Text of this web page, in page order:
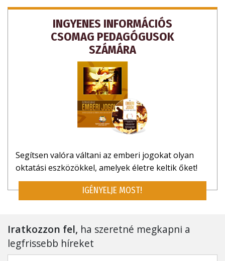
INGYENES INFORMÁCIÓS
CSOMAG PEDAGÓGUSOK
SZÁMÁRA
Segítsen valóra váltani az emberi jogokat olyan
oktatási eszközökkel, amelyek életre keltik őket!
IGÉNYELJE MOST!
Iratkozzon fel, ha szeretné megkapni a
legfrissebb híreket